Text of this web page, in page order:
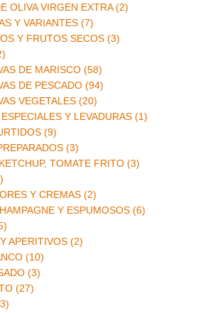
OLIVA VIRGEN EXTRA (2)
Y VARIANTES (7)
Y FRUTOS SECOS (3)
DE MARISCO (58)
DE PESCADO (94)
VEGETALES (20)
Y LEVADURAS (1)
(9)
(3)
TOMATE FRITO (3)
Y CREMAS (2)
Y ESPUMOSOS (6)
APERITIVOS (2)
(10)
(3)
(27)